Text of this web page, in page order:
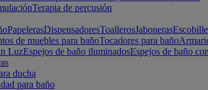
Terapia de percusión
PapelerasDispensadoresToallerosJaboneras
de muebles para bañoTocadores para baño
LuzEspejos de baño iluminadosEspejos de baño
ducha
para baño